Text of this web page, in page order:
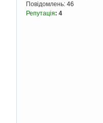
Повідомлень: 46
Репутація: 4